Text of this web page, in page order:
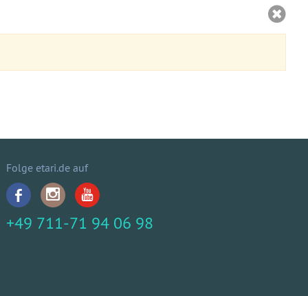
Folge etari.de auf
+49 711-71 94 06 98